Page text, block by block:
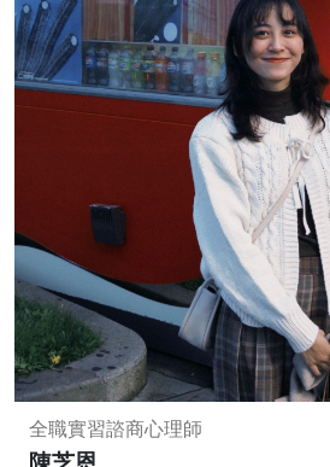
全職實習諮商心理師